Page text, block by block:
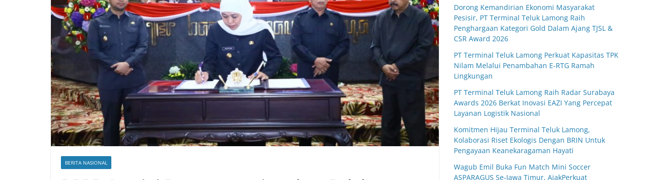
BERITA NASIONAL
Dorong Kemandirian Ekonomi Masyarakat
Pesisir, PT Terminal Teluk Lamong Raih
Penghargaan Kategori Gold Dalam Ajang TJSL &
CSR Award 2026
PT Terminal Teluk Lamong Perkuat Kapasitas TPK
Nilam Melalui Penambahan E-RTG Ramah
Lingkungan
PT Terminal Teluk Lamong Raih Radar Surabaya
Awards 2026 Berkat Inovasi EAZI Yang Percepat
Layanan Logistik Nasional
Komitmen Hijau Terminal Teluk Lamong,
Kolaborasi Riset Ekologis Dengan BRIN Untuk
Pengayaan Keanekaragaman Hayati
Wagub Emil Buka Fun Match Mini Soccer
ASPARAGUS Se-Jawa Timur, AjakPerkuat